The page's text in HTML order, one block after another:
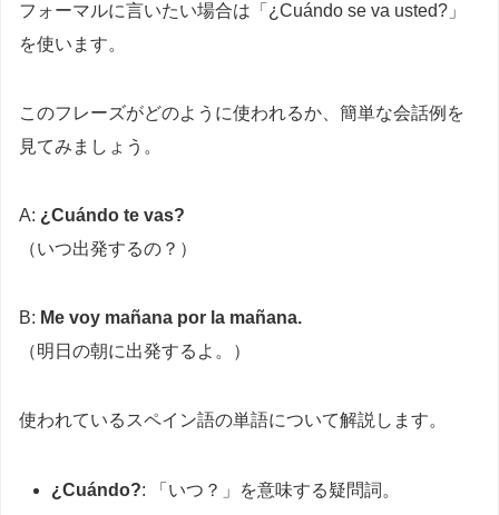
フォーマルに言いたい場合は「¿Cuándo se va usted?」
を使います。
このフレーズがどのように使われるか、簡単な会話例を
見てみましょう。
A: ¿Cuándo te vas?
（いつ出発するの？）
B: Me voy mañana por la mañana.
（明日の朝に出発するよ。）
使われているスペイン語の単語について解説します。
¿Cuándo?: 「いつ？」を意味する疑問詞。